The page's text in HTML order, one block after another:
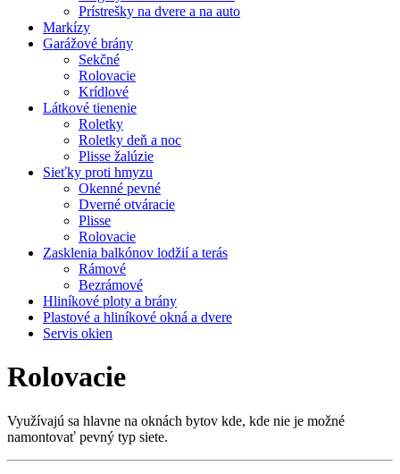
Prístrešky na dvere a na auto
Markízy
Garážové brány
Sekčné
Rolovacie
Krídlové
Látkové tienenie
Roletky
Roletky deň a noc
Plisse žalúzie
Sieťky proti hmyzu
Okenné pevné
Dverné otváracie
Plisse
Rolovacie
Zasklenia balkónov lodžií a terás
Rámové
Bezrámové
Hliníkové ploty a brány
Plastové a hliníkové okná a dvere
Servis okien
Rolovacie
Využívajú sa hlavne na oknách bytov kde, kde nie je možné
namontovať pevný typ siete.